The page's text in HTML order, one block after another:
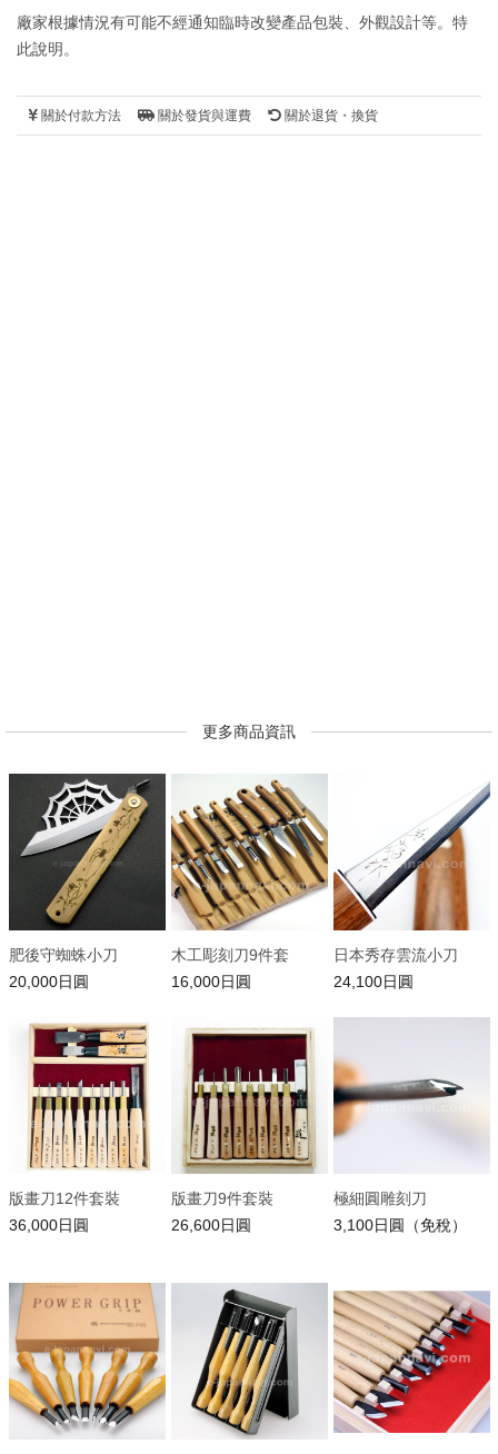
廠家根據情況有可能不經通知臨時改變產品包裝、外觀設計等。特
此說明。
關於付款方法 關於發貨與運費 關於退貨・換貨
更多商品資訊
肥後守蜘蛛小刀
20,000日圓
木工彫刻刀9件套
16,000日圓
日本秀存雲流小刀
24,100日圓
版畫刀12件套裝
36,000日圓
版畫刀9件套裝
26,600日圓
極細圓雕刻刀
3,100日圓（免稅）